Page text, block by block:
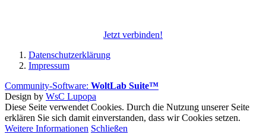
Jetzt verbinden!
Datenschutzerklärung
Impressum
Community-Software: WoltLab Suite™
Design by WsC Lupopa
Diese Seite verwendet Cookies. Durch die Nutzung unserer Seite
erklären Sie sich damit einverstanden, dass wir Cookies setzen.
Weitere Informationen Schließen